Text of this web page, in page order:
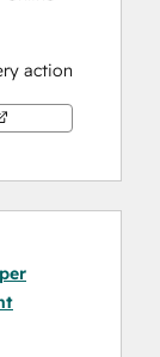
action
post it